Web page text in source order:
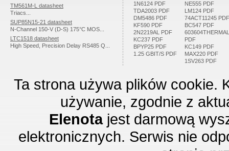
TM561M-L datasheet
Triacs...
SUP85N15-21 datasheet
N-Channel 150-V (D-S) 175°C MOS...
LTC1518 datasheet
High Speed, Precision Delay RS485 Q...
1N6124 PDF
TDA2003 PDF
DM5486 PDF
KF590 PDF
2N2219AL PDF
KC237 PDF
BPYP25 PDF
1.25 GBIT/S PDF
NE555 PDF
LM124 PDF
74ACT11245 PDF
BC547 PDF
603604THERMAL
PDF
KC149 PDF
MAX220 PDF
1SV263 PDF
Ta strona używa plików cookie.
używanie, zgodnie z
Elenotajest darmową
elektronicznych. Serwis nie